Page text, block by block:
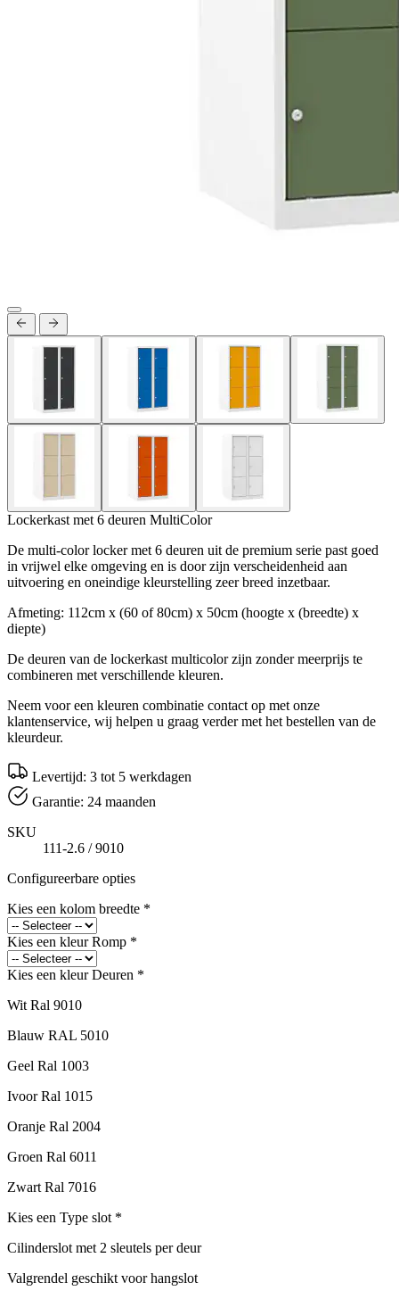
Lockerkast met 6 deuren MultiColor
De multi-color locker met 6 deuren uit de premium serie past goed
in vrijwel elke omgeving en is door zijn verscheidenheid aan
uitvoering en oneindige kleurstelling zeer breed inzetbaar.
Afmeting: 112cm x (60 of 80cm) x 50cm (hoogte x (breedte) x
diepte)
De deuren van de lockerkast multicolor zijn zonder meerprijs te
combineren met verschillende kleuren.
Neem voor een kleuren combinatie contact op met onze
klantenservice, wij helpen u graag verder met het bestellen van de
kleurdeur.
Levertijd: 3 tot 5 werkdagen
Garantie: 24 maanden
SKU
111-2.6 / 9010
Configureerbare opties
Kies een kolom breedte *
Kies een kleur Romp *
Kies een kleur Deuren *
Wit Ral 9010
Blauw RAL 5010
Geel Ral 1003
Ivoor Ral 1015
Oranje Ral 2004
Groen Ral 6011
Zwart Ral 7016
Kies een Type slot *
Cilinderslot met 2 sleutels per deur
Valgrendel geschikt voor hangslot